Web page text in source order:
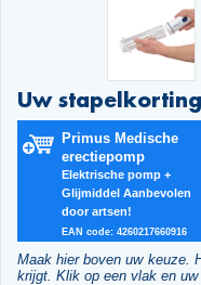
Uw stapelkorting
Primus Medische
erectiepomp
Elektrische pomp +
Glijmiddel Aanbevolen
door artsen!
EAN code: 4260217660916
Maak hier boven uw keuze.
krijgt. Klik op een vlak en